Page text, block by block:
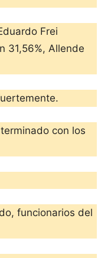
Frei
31,56%, Allende
con los
funcionarios del